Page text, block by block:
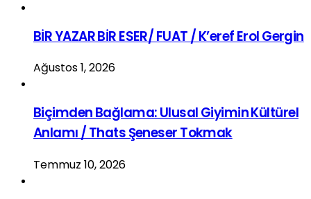
BİR YAZAR BİR ESER/ FUAT / K’eref Erol Gergin
Ağustos 1, 2026
Biçimden Bağlama: Ulusal Giyimin Kültürel
Anlamı / Thats Şeneser Tokmak
Temmuz 10, 2026